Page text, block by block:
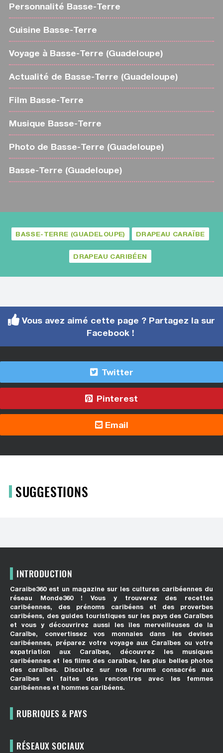
Personnalité Basse-Terre
Cuisine Basse-Terre
Voyage à Basse-Terre (Guadeloupe)
Actualité de Basse-Terre (Guadeloupe)
Film Basse-Terre
Musique Basse-Terre
Photo de Basse-Terre (Guadeloupe)
Basse-Terre (Guadeloupe)
BASSE-TERRE (GUADELOUPE) DRAPEAU CARAÏBE
DRAPEAU CARIBÉEN
Vous avez aimé cette page ? Partagez la sur
Facebook !
Twitter
Pinterest
Email
SUGGESTIONS
INTRODUCTION
Caraibe360 est un magazine sur les cultures caribéennes du
réseau Monde360 ! Vous y trouverez des recettes
caribéennes, des prénoms caribéens et des proverbes
caribéens, des guides touristiques sur les pays des Caraïbes
et vous y découvrirez aussi les îles merveilleuses de la
Caraïbe, convertissez vos monnaies dans les devises
caribéennes, préparez votre voyage aux Caraïbes ou votre
expatriation aux Caraïbes, découvrez les musiques
caribéennes et les films des caraïbes, les plus belles photos
des caraïbes. Discutez sur nos forums consacrés aux
Caraïbes et faites des rencontres avec les femmes
caribéennes et hommes caribéens.
RUBRIQUES & PAYS
RÉSEAUX SOCIAUX